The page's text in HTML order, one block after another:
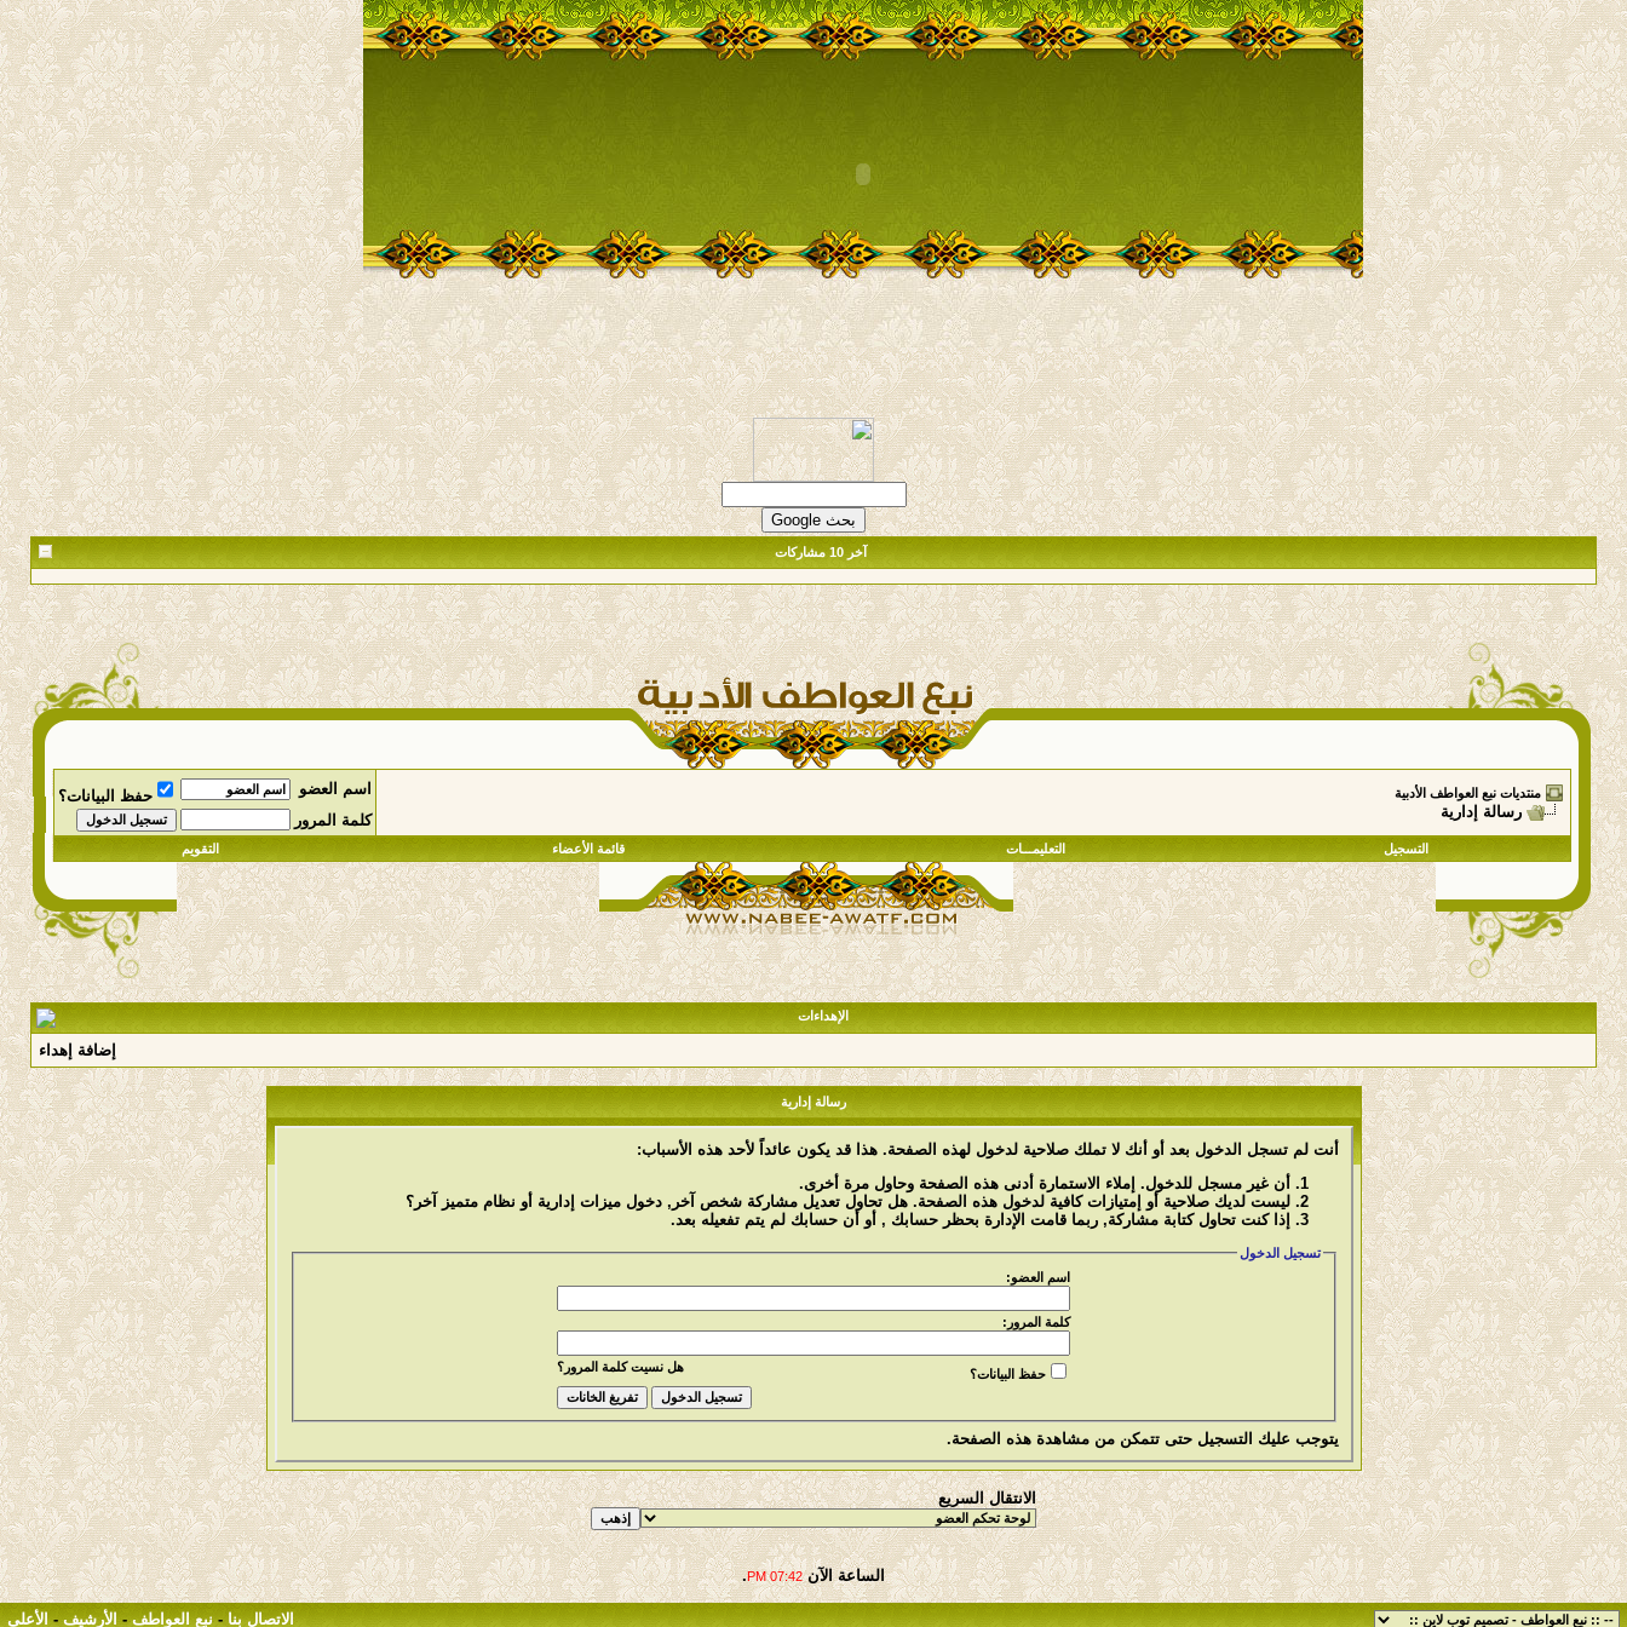
آخر 10 مشاركات
منتديات نبع العواطف الأدبية
رسالة إدارية
اسم العضو
حفظ البيانات؟
كلمة المرور
التسجيل التعليمـــات قائمة الأعضاء التقويم
الإهداءات
إضافة إهداء
رسالة إدارية
أنت لم تسجل الدخول بعد أو أنك لا تملك صلاحية لدخول لهذه الصفحة. هذا قد يكون عائداً لأحد هذه الأسباب:
أن غير مسجل للدخول. إملاء الاستمارة أدنى هذه الصفحة وحاول مرة أخرى.
ليست لديك صلاحية أو إمتيازات كافية لدخول هذه الصفحة. هل تحاول تعديل مشاركة شخص آخر, دخول ميزات إدارية أو نظام متميز آخر؟
إذا كنت تحاول كتابة مشاركة, ربما قامت الإدارة بحظر حسابك , أو أن حسابك لم يتم تفعيله بعد.
تسجيل الدخول
اسم العضو:
كلمة المرور:
هل نسيت كلمة المرور؟ حفظ البيانات؟
يتوجب عليك التسجيل حتى تتمكن من مشاهدة هذه الصفحة.
الانتقال السريع
الساعة الآن07:42 PM
.
الاتصال بنا - نبع العواطف - الأرشيف - الأعلى